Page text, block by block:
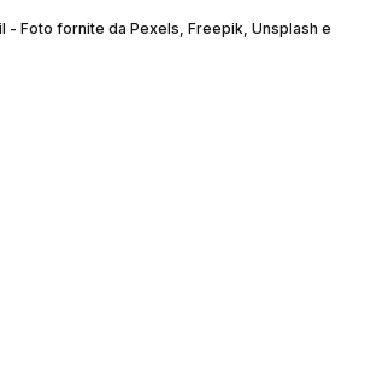
- Foto fornite da Pexels, Freepik, Unsplash e